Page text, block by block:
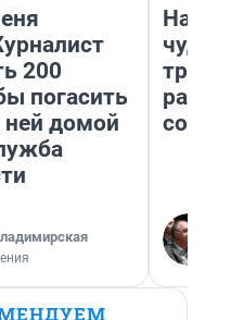
200
погасить
ней домой